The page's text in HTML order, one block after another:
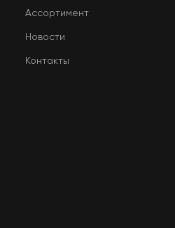
Ассортимент
Новости
Контакты